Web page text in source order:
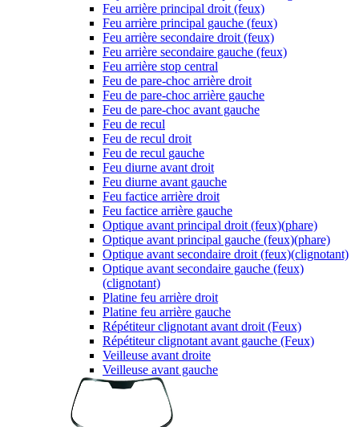
Feu arrière principal droit (feux)
Feu arrière principal gauche (feux)
Feu arrière secondaire droit (feux)
Feu arrière secondaire gauche (feux)
Feu arrière stop central
Feu de pare-choc arrière droit
Feu de pare-choc arrière gauche
Feu de pare-choc avant gauche
Feu de recul
Feu de recul droit
Feu de recul gauche
Feu diurne avant droit
Feu diurne avant gauche
Feu factice arrière droit
Feu factice arrière gauche
Optique avant principal droit (feux)(phare)
Optique avant principal gauche (feux)(phare)
Optique avant secondaire droit (feux)(clignotant)
Optique avant secondaire gauche (feux)
(clignotant)
Platine feu arrière droit
Platine feu arrière gauche
Répétiteur clignotant avant droit (Feux)
Répétiteur clignotant avant gauche (Feux)
Veilleuse avant droite
Veilleuse avant gauche